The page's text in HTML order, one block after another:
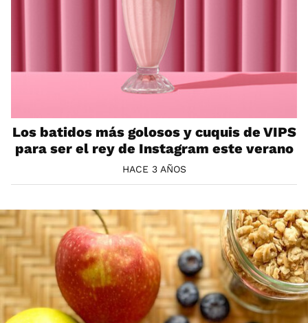
Los batidos más golosos y cuquis de VIPS
para ser el rey de Instagram este verano
HACE 3 AÑOS